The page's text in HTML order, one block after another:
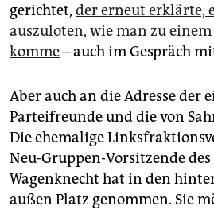
gerichtet, der erneut erklärte,
auszuloten, wie man zu
komme– auch im Gespräch
Aber auch an die Adresse der
Parteifreunde und die von
Die ehemalige
Neu-Gruppen-Vorsitzende des
Wagenknecht hat in den
außen Platz genommen. Sie